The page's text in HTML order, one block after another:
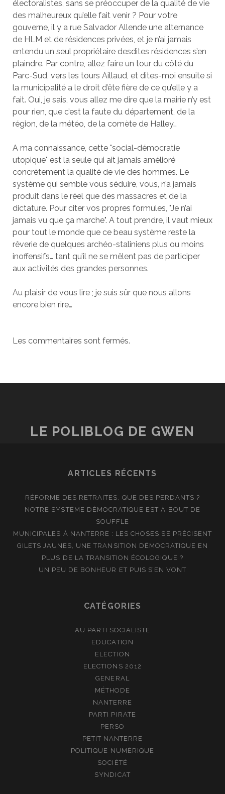
électoralistes, sans se préoccuper de la qualité de vie
des malheureux qu’elle fait venir ? Pour votre
gouverne, il y a rue Salvador Allende une alternance
de HLM et de résidences privées, et je n’ai jamais
entendu un seul propriétaire desdites résidences s’en
plaindre. Par contre, allez faire un tour du côté du
Parc-Sud, vers les tours Aillaud, et dites-moi ensuite si
la municipalité a le droit d’ête fière de ce qu’elle y a
fait. Oui, je sais, vous allez me dire que la mairie n’y est
pour rien, que c’est la faute du département, de la
région, de la météo, de la comète de Halley…
A ma connaissance, cette "social-démocratie
utopique" est la seule qui ait jamais amélioré
concrètement la qualité de vie des hommes. Le
système qui semble vous séduire, vous, n’a jamais
produit dans le réel que des massacres et de la
dictature. Pour citer vos propres formules, "Je n’ai
jamais vu que ça marche". A tout prendre, il vaut mieux
pour tout le monde que ce beau système reste la
rêverie de quelques archéo-staliniens plus ou moins
inoffensifs… tant qu’il ne se mêlent pas de participer
aux activités des grandes personnes.
Au plaisir de vous lire ; je suis sûr que nous allons
encore bien rire…
Les commentaires sont fermés.
LE POLIBLOG DE GWEN
ARTICLES RÉCENTS
RÉFORME DES RETRAITES, QUE DES PERDANTS ?
NOTRE SYSTÈME DÉMOCRATIQUE EST À BOUT DE
SOUFFLE
MUNICIPALES À NANTERRE : LES CHOSES SE PRÉCISENT
GILETS JAUNES, UNE TRANSITION DÉMOCRATIQUE EN
PLUS DE LA TRANSITION ÉCOLOGIQUE ?
UN PEU DE BONHEUR ET PUIS S’EN VONT
CATÉGORIES
AU PARTI SOCIALISTE
EDUCATION
ELECTION
ELECTIONS 2012
GENERAL
MÉTHODE
NANTERRE
PARTI PIRATE
PERSO
PETIT NANTERRE
POLITIQUE NUMÉRIQUE
SOCIÉTÉ
SYNDICAT